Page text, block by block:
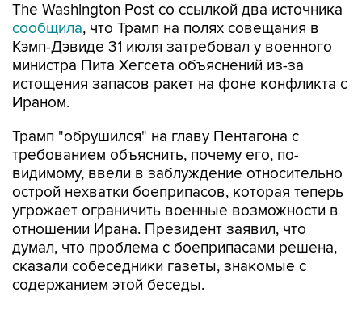
The Washington Post со ссылкой два источника
сообщила, что Трамп на полях совещания в
Кэмп-Дэвиде 31 июля затребовал у военного
министра Пита Хегсета объяснений из-за
истощения запасов ракет на фоне конфликта с
Ираном.
Трамп "обрушился" на главу Пентагона с
требованием объяснить, почему его, по-
видимому, ввели в заблуждение относительно
острой нехватки боеприпасов, которая теперь
угрожает ограничить военные возможности в
отношении Ирана. Президент заявил, что
думал, что проблема с боеприпасами решена,
сказали собеседники газеты, знакомые с
содержанием этой беседы.